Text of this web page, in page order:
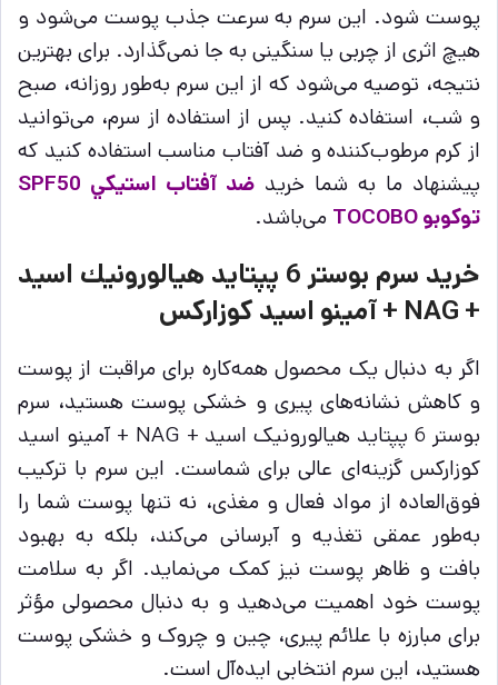
پوست شود. این سرم به سرعت جذب پوست می‌شود و
هیچ اثری از چربی یا سنگینی به جا نمی‌گذارد. برای بهترین
نتیجه، توصیه می‌شود که از این سرم به‌طور روزانه، صبح
و شب، استفاده کنید. پس از استفاده از سرم، می‌توانید
از کرم مرطوب‌کننده و ضد آفتاب مناسب استفاده کنید که
پیشنهاد ما به شما خرید
ضد آفتاب استيكي SPF50
توكوبو TOCOBO
می‌باشد.
خرید سرم بوستر 6 پپتايد هيالورونيك اسيد
+ NAG + آمينو اسيد كوزاركس
اگر به دنبال یک محصول همه‌کاره برای مراقبت از پوست
و کاهش نشانه‌های پیری و خشکی پوست هستید، سرم
بوستر 6 پپتاید هیالورونیک اسید + NAG + آمینو اسید
کوزارکس گزینه‌ای عالی برای شماست. این سرم با ترکیب
فوق‌العاده از مواد فعال و مغذی، نه تنها پوست شما را
به‌طور عمقی تغذیه و آبرسانی می‌کند، بلکه به بهبود
بافت و ظاهر پوست نیز کمک می‌نماید. اگر به سلامت
پوست خود اهمیت می‌دهید و به دنبال محصولی مؤثر
برای مبارزه با علائم پیری، چین و چروک و خشکی پوست
هستید، این سرم انتخابی ایده‌آل است.